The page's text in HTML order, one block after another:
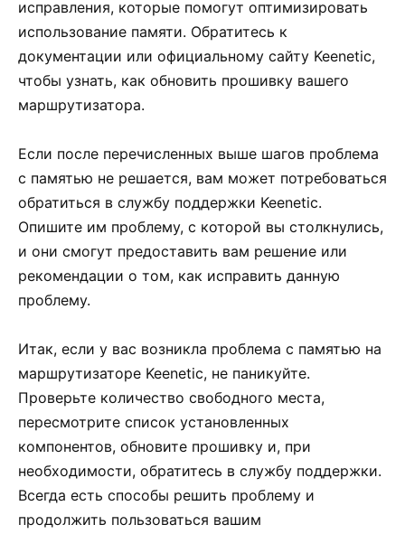
исправления, которые помогут оптимизировать
использование памяти. Обратитесь к
документации или официальному сайту Keenetic,
чтобы узнать, как обновить прошивку вашего
маршрутизатора.
Если после перечисленных выше шагов проблема
с памятью не решается, вам может потребоваться
обратиться в службу поддержки Keenetic.
Опишите им проблему, с которой вы столкнулись,
и они смогут предоставить вам решение или
рекомендации о том, как исправить данную
проблему.
Итак, если у вас возникла проблема с памятью на
маршрутизаторе Keenetic, не паникуйте.
Проверьте количество свободного места,
пересмотрите список установленных
компонентов, обновите прошивку и, при
необходимости, обратитесь в службу поддержки.
Всегда есть способы решить проблему и
продолжить пользоваться вашим